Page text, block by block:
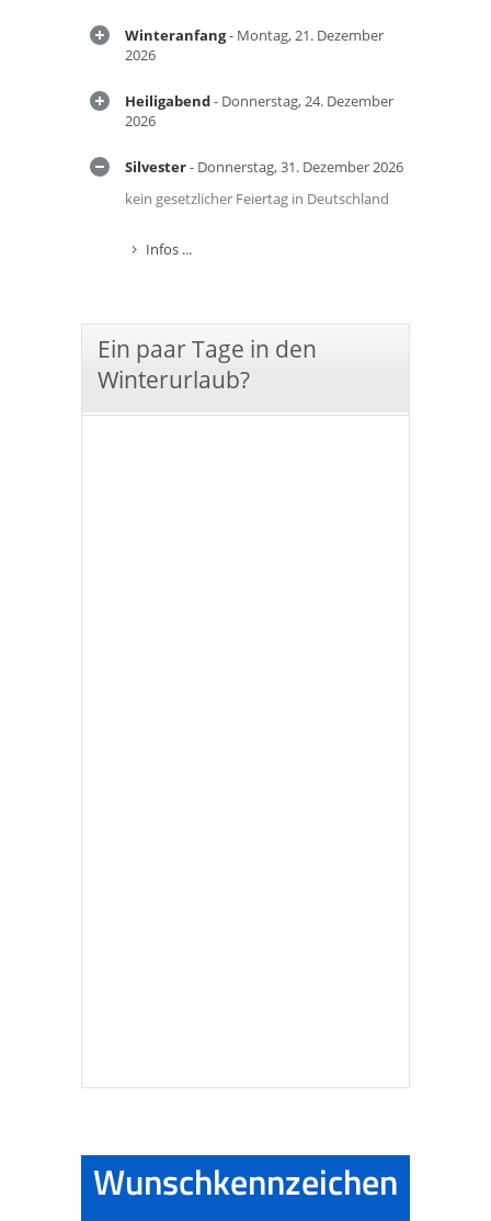
Winteranfang- Montag, 21. Dezember
2026
Heiligabend- Donnerstag, 24. Dezember
2026
Silvester- Donnerstag, 31. Dezember 2026
kein gesetzlicher Feiertag in Deutschland
Infos ...
Ein paar Tage in den
Winterurlaub?